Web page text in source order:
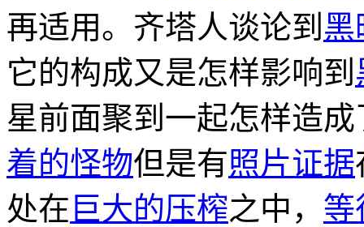
再适用。齐塔人谈论到 黑
它的构成又是怎样影响到
星前面聚到一起怎样造成
着的怪物但是有照片证据
处在 巨大的压榨之中， 等